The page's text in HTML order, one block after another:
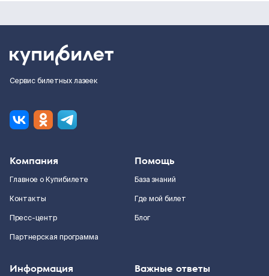
Сервис билетных лазеек
Компания
Главное о Купибилете
Контакты
Пресс-центр
Партнерская программа
Помощь
База знаний
Где мой билет
Блог
Информация Важные ответы